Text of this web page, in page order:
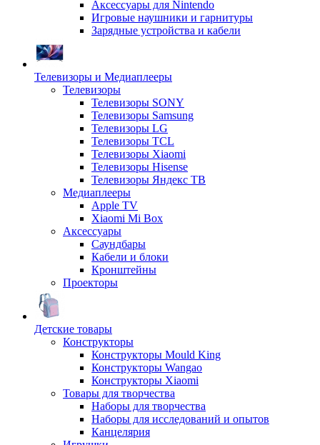
Аксессуары для Nintendo
Игровые наушники и гарнитуры
Зарядные устройства и кабели
Телевизоры и Медиаплееры
Телевизоры
Телевизоры SONY
Телевизоры Samsung
Телевизоры LG
Телевизоры TCL
Телевизоры Xiaomi
Телевизоры Hisense
Телевизоры Яндекс ТВ
Медиаплееры
Apple TV
Xiaomi Mi Box
Аксессуары
Саундбары
Кабели и блоки
Кронштейны
Проекторы
Детские товары
Конструкторы
Конструкторы Mould King
Конструкторы Wangao
Конструкторы Xiaomi
Товары для творчества
Наборы для творчества
Наборы для исследований и опытов
Канцелярия